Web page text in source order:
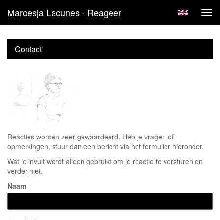
Maroesja Lacunes - Reageer
Contact
Reacties worden zeer gewaardeerd. Heb je vragen of
opmerkingen, stuur dan een bericht via het formulier hieronder.
Wat je invult wordt alleen gebruikt om je reactie te versturen en
verder niet.
Naam